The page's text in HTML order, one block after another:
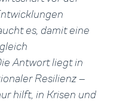
es, damit eine
Antwort liegt in
Resilienz –
hilft, in Krisen und